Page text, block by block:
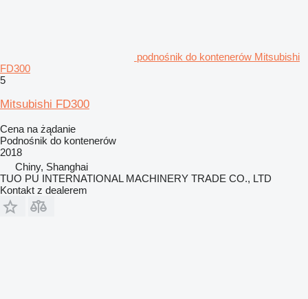
podnośnik do kontenerów Mitsubishi
FD300
5
Mitsubishi FD300
Cena na żądanie
Podnośnik do kontenerów
2018
Chiny, Shanghai
TUO PU INTERNATIONAL MACHINERY TRADE CO., LTD
Kontakt z dealerem